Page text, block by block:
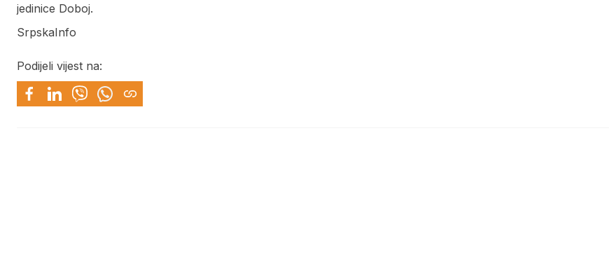
jedinice Doboj.
SrpskaInfo
Podijeli vijest na: